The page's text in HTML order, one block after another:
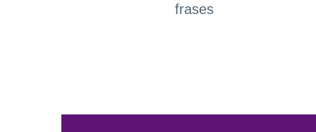
frases